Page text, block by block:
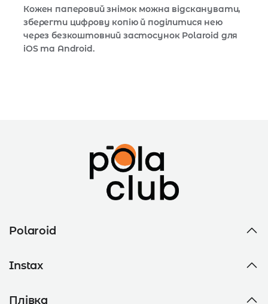
Кожен паперовий знімок можна відсканувати,
зберегти цифрову копію й поділитися нею
через безкоштовний застосунок Polaroid для
iOS та Android.
Polaroid
Instax
Плівка